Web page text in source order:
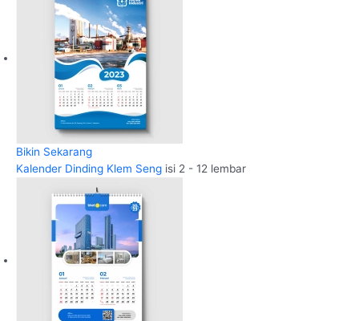
Bikin Sekarang
Kalender Dinding Klem Seng isi 2 - 12 lembar